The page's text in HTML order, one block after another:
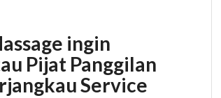
ingin
Pijat Panggilan
Service